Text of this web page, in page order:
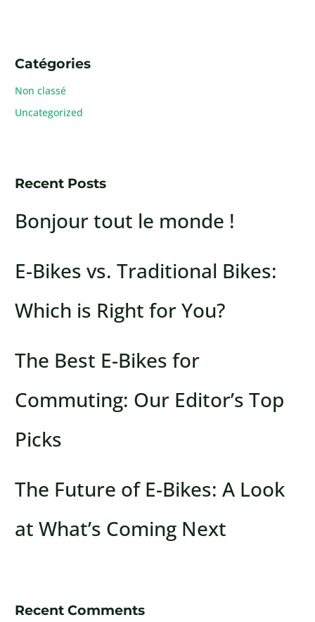
Catégories
Non classé
Uncategorized
Recent Posts
Bonjour tout le monde !
E-Bikes vs. Traditional Bikes:
Which is Right for You?
The Best E-Bikes for
Commuting: Our Editor’s Top
Picks
The Future of E-Bikes: A Look
at What’s Coming Next
Recent Comments